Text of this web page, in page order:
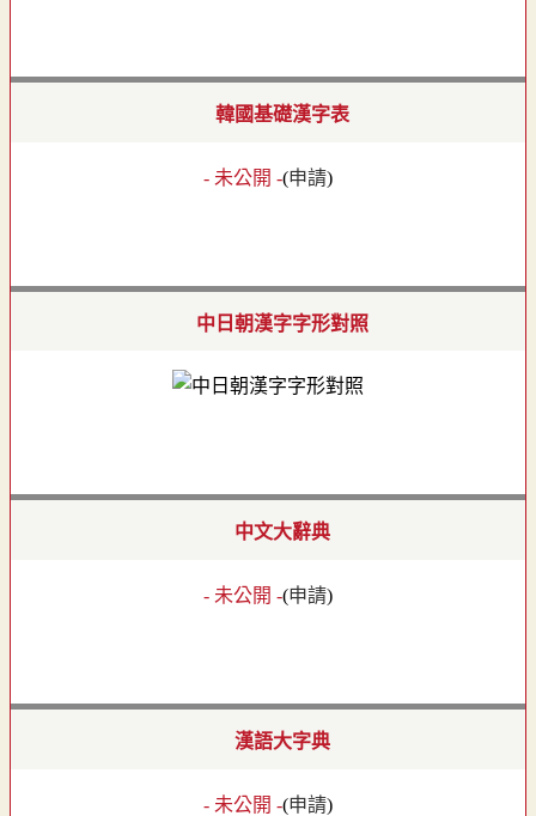
韓國基礎漢字表
- 未公開 -(申請)
中日朝漢字字形對照
中文大辭典
- 未公開 -(申請)
漢語大字典
- 未公開 -(申請)